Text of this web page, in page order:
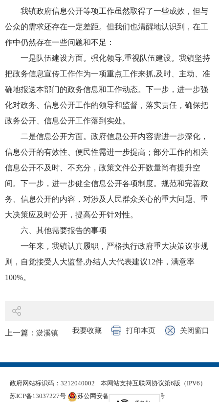
我镇政府信息公开等项工作虽然取得了一些成效，但与
公众的需求还存在一定差距。但我们也清醒地认识到，在工
作中仍然存在一些问题和不足：
一是队伍建设方面。强化领导,重视队伍建设。我镇坚持
把政务信息宣传工作作为一项重点工作来抓,及时、主动、准
确地报送本部门的政务信息和工作动态。下一步，进一步强
化对政务、信息公开工作的领导和监督，落实责任，确保把
政务公开、信息公开工作落到实处。
二是信息公开方面。政府信息公开内容需进一步深化，
信息公开的有效性、便民性需进一步提高；部分工作的相关
信息公开不及时、不充分，政策文件公开数量尚有提升空
间。下一步，进一步健全信息公开各项制度。规范和完善政
务、信息公开的内容，对涉及人民群众关心的重大问题、重
大决策应及时公开，提高公开针对性。
六、其他需要报告的事项
一年来，我镇认真履职，严格执行政府重大决策议事规
则，自觉接受人大监督,办结人大代表建议12件，满意率
100%。
我要收藏 打印本页 关闭窗口
上一篇： 淤溪镇
政府网站标识码：3212040002
本网站支持互联网协议第6版（IPV6）
苏ICP备13037227号
苏公网安备 32120402000321号